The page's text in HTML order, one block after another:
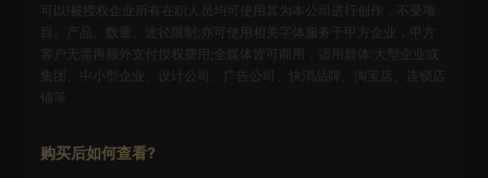
可以!被授权企业所有在职人员均可使用其为本公司进行创作，不受项
目、产品、数量、途径限制;亦可使用相关字体服务于甲方企业，甲方
客户无需再额外支付授权费用;全媒体皆可商用，适用群体:大型企业或
集团、中小型企业、设计公司、广告公司、快消品牌、淘宝店、连锁店
购买后如何查看?